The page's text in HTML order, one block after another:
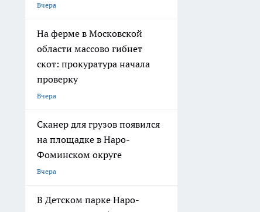
Вчера
На ферме в Московской
области массово гибнет
скот: прокуратура начала
проверку
Вчера
Сканер для грузов появился
на площадке в Наро-
Фоминском округе
Вчера
В Детском парке Наро-